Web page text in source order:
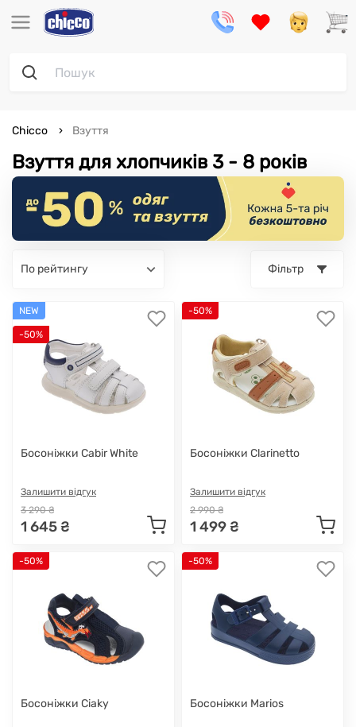
Взуття для хлопчиків 3 - 8 років
Chicco Взуття
по рейтингу Фільтр
NEW
-50%
Босоніжки Cabir White
Залишити відгук
3 290 ₴
1 645 ₴
-50%
Босоніжки Clarinetto
Залишити відгук
2 990 ₴
1 499 ₴
-50%
Босоніжки Ciaky
-50%
Босоніжки Marios